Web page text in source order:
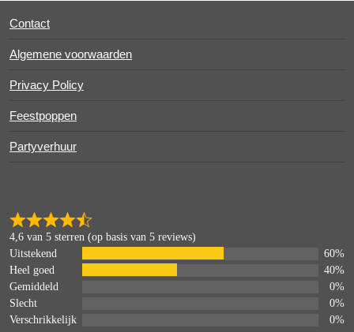
Contact
Algemene voorwaarden
Privacy Policy
Feestpoppen
Partyverhuur
4,6 van 5 sterren (op basis van 5 reviews)
Uitstekend
60%
Heel goed
40%
Gemiddeld
0%
Slecht
0%
Verschrikkelijk
0%